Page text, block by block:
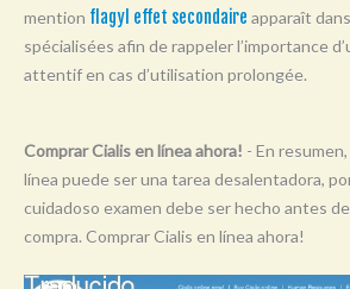
Ymention flagyl effet secondaire apparaît
spécialisées afin de rappeler l’importance
attentif en cas d’utilisation prolongée.
Comprar Cialis en línea ahora! - En
línea puede ser una tarea desalentadora,
cuidadoso examen debe ser hecho antes
compra. Comprar Cialis en línea ahora!